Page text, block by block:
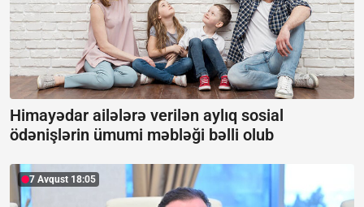
Himayədar ailələrə verilən aylıq sosial
ödənişlərin ümumi məbləği bəlli olub
7 Avqust 18:05